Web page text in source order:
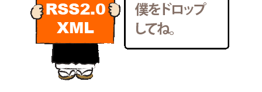
2011年2月(22)
2011年1月(22)
2010年12月(21)
2010年11月
(14)
2010年9月(16)
(13)
POLYHEDON
いろいろなことが書いてあるよ
bunchan
あちこち行って！
目白鍼灸院
日本人の繊細な体質にあわせた、やさしく気持ちよい鍼灸治療で